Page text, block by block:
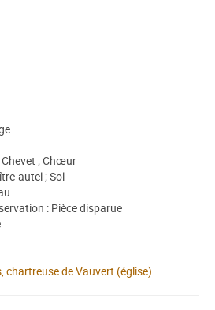
Chevet ; Chœur
autel ; Sol
: Pièce disparue
chartreuse de Vauvert (église)